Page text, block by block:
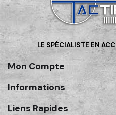
LE SPÉCIALISTE EN
Mon Compte
Informations
Liens Rapides